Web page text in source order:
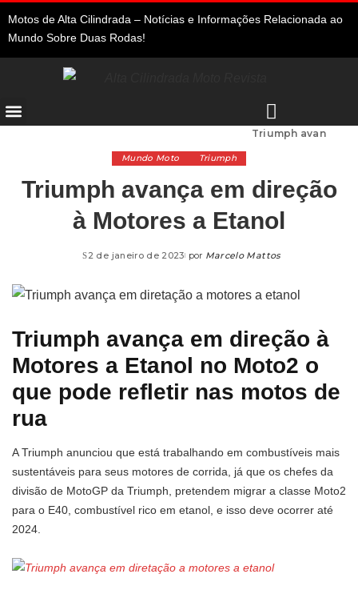
Motos de Alta Cilindrada – Notícias e Informações Relacionada ao
Mundo Sobre Duas Rodas!
Triumph avança em direção à Motores a Etanol
Mundo Moto Triumph
Triumph avança em direção
à Motores a Etanol
2 de janeiro de 2023 por Marcelo Mattos
Triumph avança em direção à
Motores a Etanol no Moto2 o
que pode refletir nas motos de
rua
A Triumph anunciou que está trabalhando em combustíveis mais
sustentáveis ​​para seus motores de corrida, já que os chefes da
divisão de MotoGP da Triumph, pretendem migrar a classe Moto2
para o E40, combustível rico em etanol, e isso deve ocorrer até
2024.